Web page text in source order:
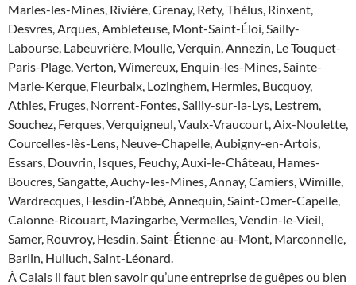
Marles-les-Mines, Rivière, Grenay, Rety, Thélus, Rinxent,
Desvres, Arques, Ambleteuse, Mont-Saint-Éloi, Sailly-
Labourse, Labeuvrière, Moulle, Verquin, Annezin, Le Touquet-
Paris-Plage, Verton, Wimereux, Enquin-les-Mines, Sainte-
Marie-Kerque, Fleurbaix, Lozinghem, Hermies, Bucquoy,
Athies, Fruges, Norrent-Fontes, Sailly-sur-la-Lys, Lestrem,
Souchez, Ferques, Verquigneul, Vaulx-Vraucourt, Aix-Noulette,
Courcelles-lès-Lens, Neuve-Chapelle, Aubigny-en-Artois,
Essars, Douvrin, Isques, Feuchy, Auxi-le-Château, Hames-
Boucres, Sangatte, Auchy-les-Mines, Annay, Camiers, Wimille,
Wardrecques, Hesdin-l’Abbé, Annequin, Saint-Omer-Capelle,
Calonne-Ricouart, Mazingarbe, Vermelles, Vendin-le-Vieil,
Samer, Rouvroy, Hesdin, Saint-Étienne-au-Mont, Marconnelle,
Barlin, Hulluch, Saint-Léonard.
À Calais il faut bien savoir qu’une entreprise de guêpes ou bien